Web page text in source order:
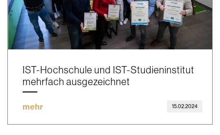
IST-Hochschule und IST-Studieninstitut
mehrfach ausgezeichnet
mehr 15.02.2024